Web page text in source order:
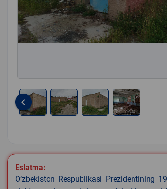
keyboard_arrow_left
Eslatma:
O‘zbekiston Respublikasi Prezidentining